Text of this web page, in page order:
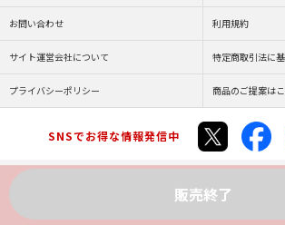
販売終了
お問い合わせ 利用規約
サイト運営会社について 特定商取引法に
プライバシーポリシー 商品のご提案は
SNSでお得な情報発信中